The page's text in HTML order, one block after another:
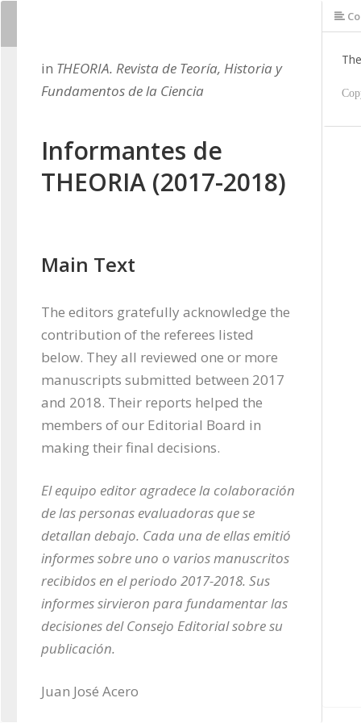
in THEORIA. Revista de Teoría, Historia y
Fundamentos de la Ciencia
Informantes de
THEORIA (2017-2018)
Main Text
The editors gratefully acknowledge the
contribution of the referees listed
below. They all reviewed one or more
manuscripts submitted between 2017
and 2018. Their reports helped the
members of our Editorial Board in
making their final decisions.
El equipo editor agradece la colaboración
de las personas evaluadoras que se
detallan debajo. Cada una de ellas emitió
informes sobre uno o varios manuscritos
recibidos en el periodo 2017-2018. Sus
informes sirvieron para fundamentar las
decisiones del Consejo Editorial sobre su
publicación.
Juan José Acero